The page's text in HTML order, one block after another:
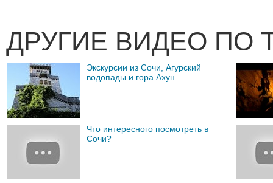
ДРУГИЕ ВИДЕО ПО
Экскурсии из Сочи, Агурский
водопады и гора Ахун
Что интересного посмотреть в
Сочи?